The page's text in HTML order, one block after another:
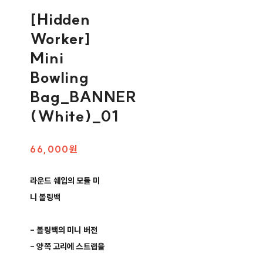
[Hidden
Worker]
Mini
Bowling
Bag_BANNER
(White)_01
66,000원
라운드 쉐입의 모듈 미
니 볼링백
- 볼링백의 미니 버전
- 양쪽 고리에 스트랩을